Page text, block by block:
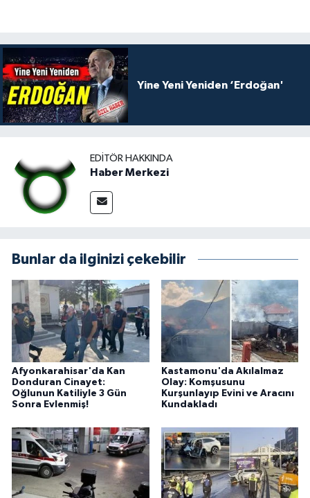
Yine Yeni Yeniden ‘Erdoğan'
EDITÖR HAKKINDA
Haber Merkezi
Bunlar da ilginizi çekebilir
Afyonkarahisar'da Kan
Donduran Cinayet:
Oğlunun Katiliyle 3 Gün
Sonra Evlenmiş!
Kastamonu'da Akılalmaz
Olay: Komşusunu
Kurşunlayıp Evini ve Aracını
Kundakladı